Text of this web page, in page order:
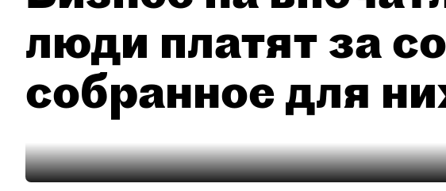
люди платят за
собранное для